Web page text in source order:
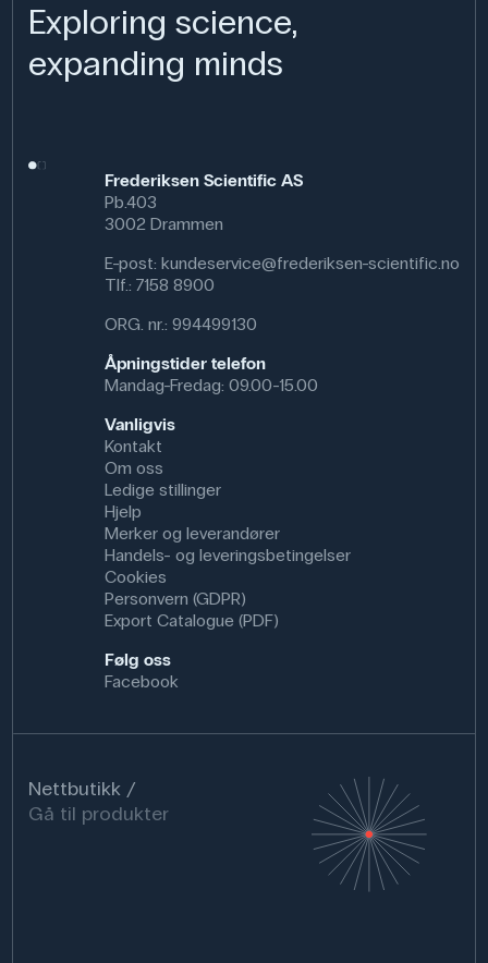
Exploring science,
expanding minds
Frederiksen Scientific AS
Pb.403
3002 Drammen
E-post: kundeservice@frederiksen-scientific.no
Tlf.: 7158 8900
ORG. nr.: 994499130
Åpningstider telefon
Mandag-Fredag: 09.00-15.00
Vanligvis
Kontakt
Om oss
Ledige stillinger
Hjelp
Merker og leverandører
Handels- og leveringsbetingelser
Cookies
Personvern (GDPR)
Export Catalogue (PDF)
Følg oss
Facebook
Nettbutikk
Gå til produkter